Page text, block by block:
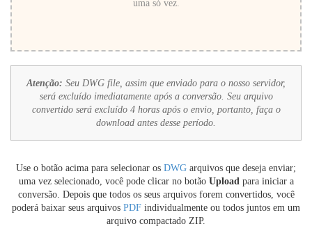
uma só vez.
Atenção: Seu DWG file, assim que enviado para o nosso servidor,
será excluído imediatamente após a conversão. Seu arquivo
convertido será excluído 4 horas após o envio, portanto, faça o
download antes desse período.
Use o botão acima para selecionar os DWG arquivos que deseja enviar;
uma vez selecionado, você pode clicar no botão Uploadpara iniciar a
conversão. Depois que todos os seus arquivos forem convertidos, você
poderá baixar seus arquivos PDF individualmente ou todos juntos em um
arquivo compactado ZIP.